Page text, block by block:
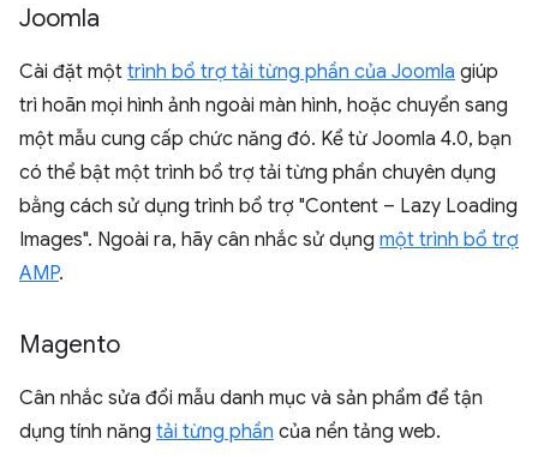
Joomla
Cài đặt một trình bổ trợ tải từng phần của Joomla giúp
trì hoãn mọi hình ảnh ngoài màn hình, hoặc chuyển sang
một mẫu cung cấp chức năng đó. Kể từ Joomla 4.0, bạn
có thể bật một trình bổ trợ tải từng phần chuyên dụng
bằng cách sử dụng trình bổ trợ "Content – Lazy Loading
Images". Ngoài ra, hãy cân nhắc sử dụng một trình bổ trợ
AMP.
Magento
Cân nhắc sửa đổi mẫu danh mục và sản phẩm để tận
dụng tính năng tải từng phần của nền tảng web.